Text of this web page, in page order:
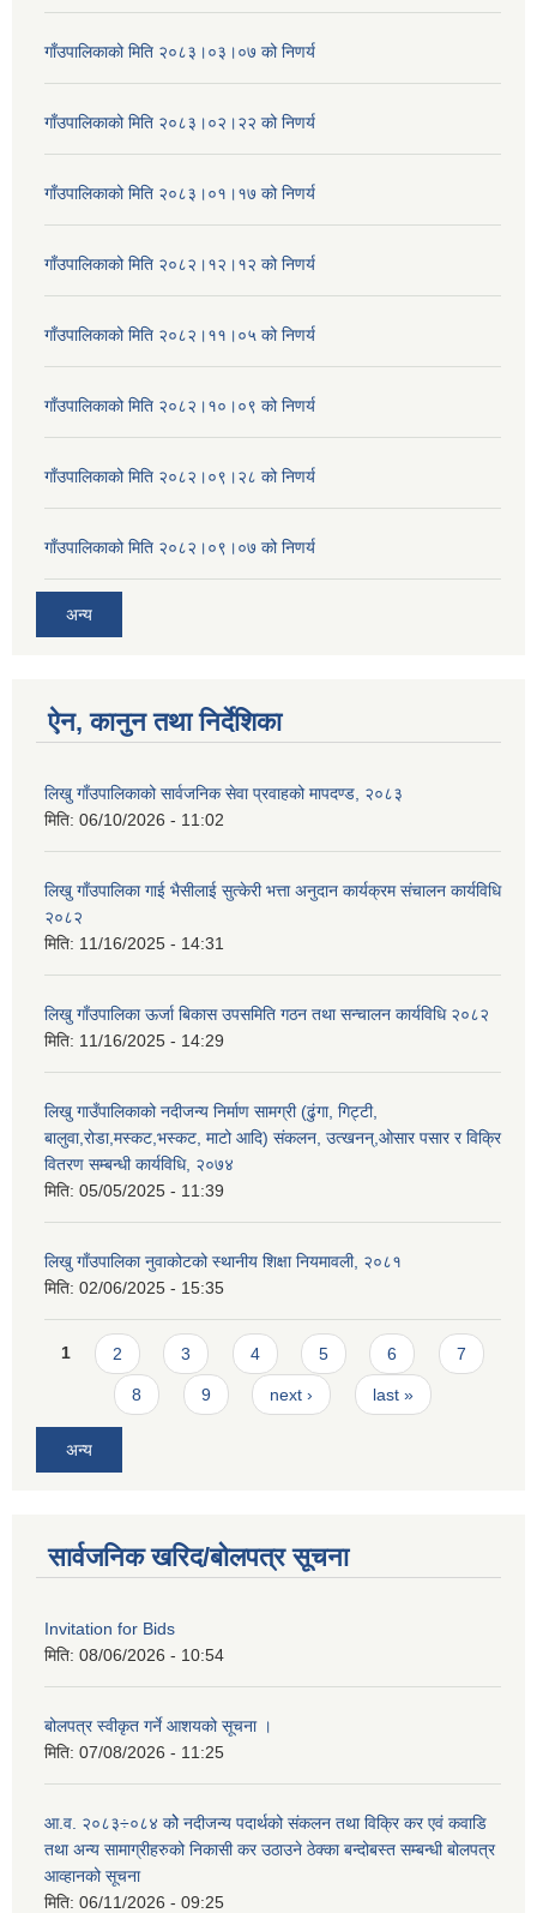
गाँउपालिकाको मिति २०८३।०३।०७ को निणर्य
गाँउपालिकाको मिति २०८३।०२।२२ को निणर्य
गाँउपालिकाको मिति २०८३।०१।१७ को निणर्य
गाँउपालिकाको मिति २०८२।१२।१२ को निणर्य
गाँउपालिकाको मिति २०८२।११।०५ को निणर्य
गाँउपालिकाको मिति २०८२।१०।०९ को निणर्य
गाँउपालिकाको मिति २०८२।०९।२८ को निणर्य
गाँउपालिकाको मिति २०८२।०९।०७ को निणर्य
अन्य
ऐन, कानुन तथा निर्देशिका
लिखु गाँउपालिकाको सार्वजनिक सेवा प्रवाहको मापदण्ड, २०८३
मिति: 06/10/2026 - 11:02
लिखु गाँउपालिका गाई भैसीलाई सुत्केरी भत्ता अनुदान कार्यक्रम संचालन कार्यविधि
२०८२
मिति: 11/16/2025 - 14:31
लिखु गाँउपालिका ऊर्जा बिकास उपसमिति गठन तथा सन्चालन कार्यविधि २०८२
मिति: 11/16/2025 - 14:29
लिखु गाउँपालिकाको नदीजन्य निर्माण सामग्री (ढुंगा, गिट्टी,
बालुवा,रोडा,मस्कट,भस्कट, माटो आदि) संकलन, उत्खनन्,ओसार पसार र विक्रि
वितरण सम्बन्धी कार्यविधि, २०७४
मिति: 05/05/2025 - 11:39
लिखु गाँउपालिका नुवाकोटको स्थानीय शिक्षा नियमावली, २०८१
मिति: 02/06/2025 - 15:35
Pages
1 2 3 4 5 6 7
8 9 next › last »
अन्य
सार्वजनिक खरिद/बोलपत्र सूचना
Invitation for Bids
मिति: 08/06/2026 - 10:54
बोलपत्र स्वीकृत गर्ने आशयको सूचना ।
मिति: 07/08/2026 - 11:25
आ.व. २०८३÷०८४ कोे नदीजन्य पदार्थको संकलन तथा विक्रि कर एवं कवाडि
तथा अन्य सामाग्रीहरुको निकासी कर उठाउने ठेक्का बन्दोबस्त सम्बन्धी बोलपत्र
आव्हानको सूचना
मिति: 06/11/2026 - 09:25